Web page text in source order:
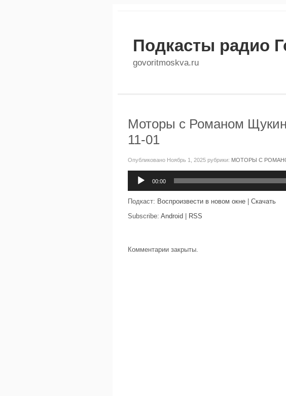
Подкасты радио
govoritmoskva.ru
Моторы с Романом
11-01
Опубликовано Ноябрь 1, 2025 рубрики: МОТОРЫ С
00:00
Подкаст: Воспроизвести в новом окне
Скачать
Subscribe: Android RSS
Комментарии закрыты.